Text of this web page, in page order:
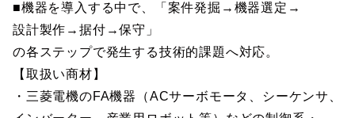
■機器を導入する中で、「案件発掘→機器選定→
設計製作→据付→保守」
の各ステップで発生する技術的課題へ対応。
【取扱い商材】
・三菱電機のFA機器（ACサーボモータ、シーケンサ、